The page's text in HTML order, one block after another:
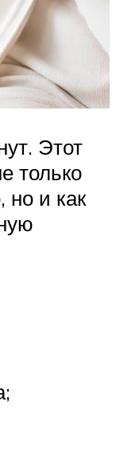
Этот
только
но и как